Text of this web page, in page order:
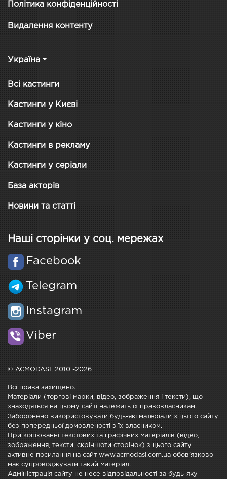
Політика конфіденційності
Видалення контенту
Україна
Всі кастинги
Кастинги у Києві
Кастинги у кіно
Кастинги в рекламу
Кастинги у серіали
База акторів
Новини та статті
Наші сторінки у соц. мережах
Facebook
Telegram
Instagram
Viber
© ACMODASI, 2010 -2026
Всі права захищено.
Матеріали (торгові марки, відео, зображення і тексти), що
знаходяться на цьому сайті належать їх правовласникам.
Заборонено використовувати будь-які матеріали з цього сайту
без попередньої домовленості з їх власником.
При копіюванні текстових та графічних матеріалів (відео,
зображення, тексти, скріншоти сторінок) з цього сайту
активне посилання на сайт www.acmodasi.com.ua обов'язково
має супроводжувати такий матеріал.
Адміністрація сайту не несе відповідальності за будь-яку